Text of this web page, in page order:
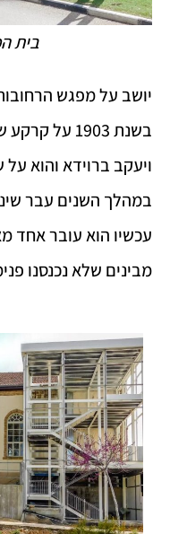
בית
יושב על מפגש
בשנת 1903
ויעקב ברוידא והוא
במהלך השנים עבר
עכשיו הוא עובר אחד
מבינים שלא נכנסנו